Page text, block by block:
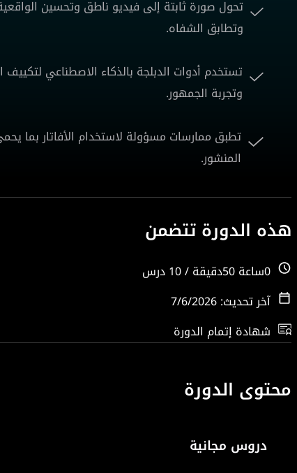
تحول صورة ثابتة إلى فيديو ناطق وتحسين
وتطابق الشفاه.
تستخدم أدوات الدبلجة بالذكاء الاصطناعي
وتجربة الجمهور.
تطبق ممارسات مسؤولة لاستخدام الأفاتار بما
المنشور.
هذه الدورة تتضمن
آخر تحديث: 7/6/2026
شهادة إتمام الدورة
محتوى الدورة
دروس مجانية